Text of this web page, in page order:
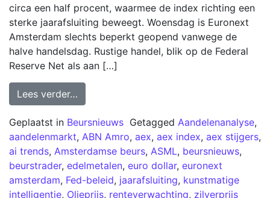
circa een half procent, waarmee de index richting een
sterke jaarafsluiting beweegt. Woensdag is Euronext
Amsterdam slechts beperkt geopend vanwege de
halve handelsdag. Rustige handel, blik op de Federal
Reserve Net als aan […]
Lees verder…
Geplaatst in Beursnieuws Getagged Aandelenanalyse,
aandelenmarkt, ABN Amro, aex, aex index, aex stijgers,
ai trends, Amsterdamse beurs, ASML, beursnieuws,
beurstrader, edelmetalen, euro dollar, euronext
amsterdam, Fed-beleid, jaarafsluiting, kunstmatige
intelligentie, Olieprijs, renteverwachting, zilverprijs